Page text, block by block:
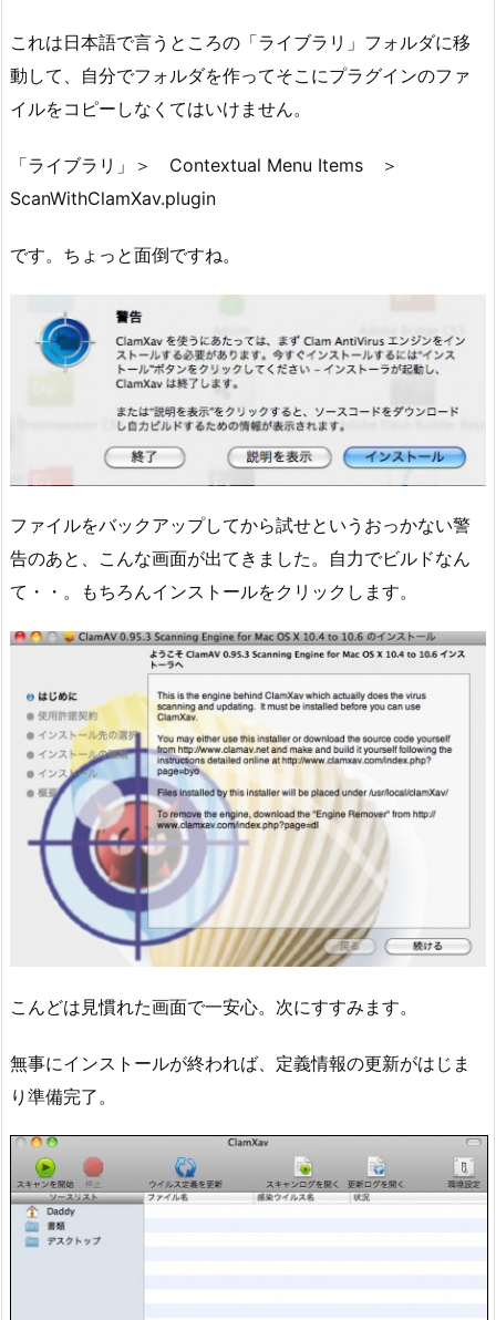
これは日本語で言うところの「ライブラリ」フォルダに移
動して、自分でフォルダを作ってそこにプラグインのファ
イルをコピーしなくてはいけません。
「ライブラリ」＞ Contextual Menu Items ＞
ScanWithClamXav.plugin
です。ちょっと面倒ですね。
ファイルをバックアップしてから試せというおっかない警
告のあと、こんな画面が出てきました。自力でビルドなん
て・・。もちろんインストールをクリックします。
こんどは見慣れた画面で一安心。次にすすみます。
無事にインストールが終われば、定義情報の更新がはじま
り準備完了。